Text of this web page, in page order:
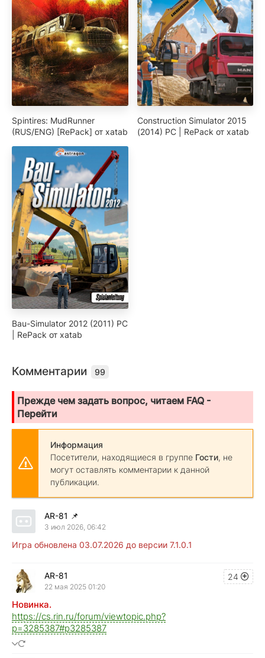
Spintires: MudRunner
(RUS/ENG) [RePack] от xatab
Construction Simulator 2015
(2014) PC | RePack от xatab
Bau-Simulator 2012 (2011) PC
| RePack от xatab
Комментарии 99
Прежде чем задать вопрос, читаем FAQ -
Перейти
Информация
Посетители, находящиеся в группе Гости, не
могут оставлять комментарии к данной
публикации.
AR-81 📌
3 июл 2026, 06:42
Игра обновлена 03.07.2026 до версии 7.1.0.1
24
AR-81
22 мая 2025 01:20
Новинка.
https://cs.rin.ru/forum/viewtopic.php?
p=3285387#p3285387